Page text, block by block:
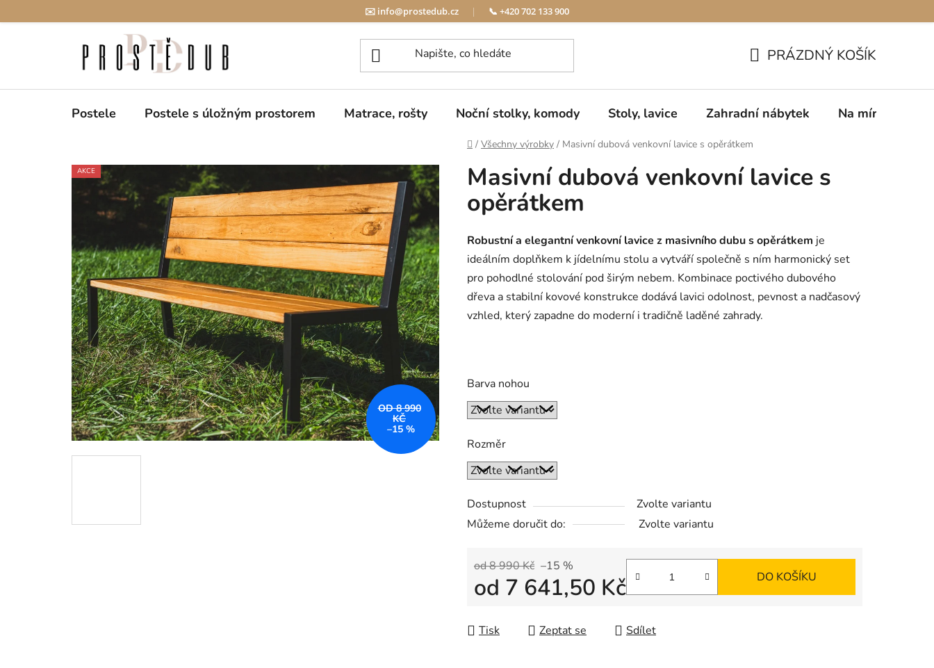
✉️ info@prostedub.cz | 📞 +420 702 133 900
KOŠÍK
PRÁZDNÝ KOŠÍK
Postele Postele s úložným prostorem Matrace, rošty Noční stolky, komody Stoly, lavice Zahradní nábytek Na míru
Domů
/ Všechny výrobky / Masivní dubová venkovní lavice s opěrátkem
Masivní dubová venkovní lavice s
opěrátkem
Robustní a elegantní venkovní lavice z masivního dubu s opěrátkem je
ideálním doplňkem k jídelnímu stolu a vytváří společně s ním harmonický set
pro pohodlné stolování pod širým nebem. Kombinace poctivého dubového
dřeva a stabilní kovové konstrukce dodává lavici odolnost, pevnost a nadčasový
vzhled, který zapadne do moderní i tradičně laděné zahrady.
Barva nohou
Rozměr
Dostupnost
Zvolte variantu
Můžeme doručit do:
Zvolte variantu
od 8 990 Kč –15 %
od 7 641,50 Kč DO KOŠÍKU
Tisk Zeptat se Sdílet
AKCE
OD 8 990
KČ
–15 %